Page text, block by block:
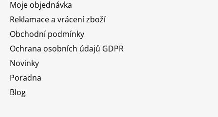
Moje objednávka
Reklamace a vrácení zboží
Obchodní podmínky
Ochrana osobních údajů GDPR
Novinky
Poradna
Blog